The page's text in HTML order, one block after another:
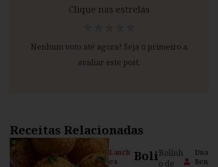
Clique nas estrelas
Nenhum voto até agora! Seja o primeiro a
avaliar este post.
Receitas Relacionadas
Lanch
es
BoliBolinh
o de
Dna
Ben